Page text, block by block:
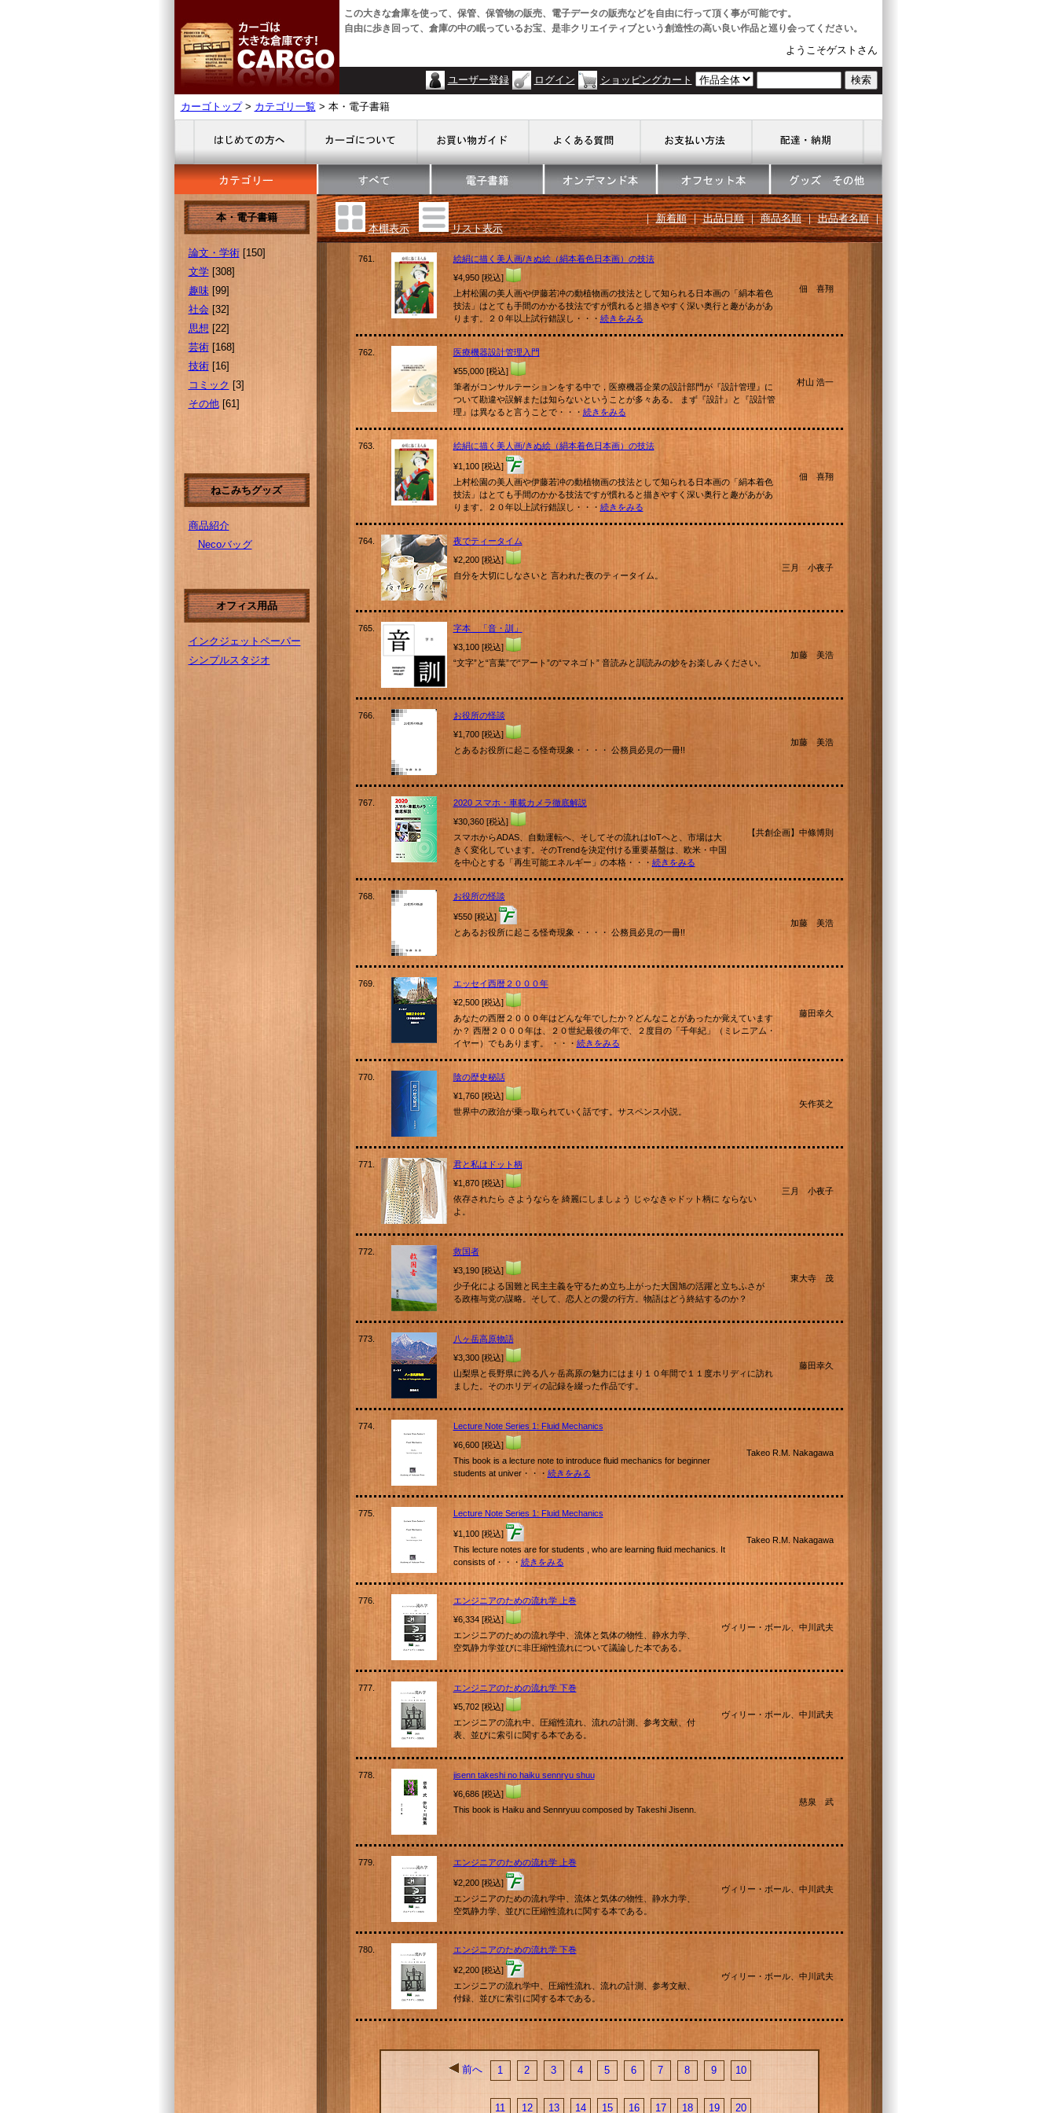
この大きな倉庫を使って、保管、保管物の販売、電子データの販売などを自由に行って頂く事が可能です。
自由に歩き回って、倉庫の中の眠っているお宝、是非クリエイティブという創造性の高い良い作品と巡り会ってください。
ようこそゲストさん
ユーザー登録 ログイン ショッピングカート
カーゴトップ> カテゴリ一覧 > 本・電子書籍
本・電子書籍
論文・学術[150]
文学[308]
趣味[99]
社会[32]
思想 [22]
芸術[168]
技術[16]
コミック [3]
その他[61]
ねこみちグッズ
商品紹介
Necoバッグ
オフィス用品
インクジェットペーパー
シンプルスタジオ
本棚表示 リスト表示
｜新着順｜出品日順｜商品名順｜出品者名順｜
761.
絵絹に描く美人画/きぬ絵（絹本着色日本画）の技法
¥4,950 [税込]
上村松園の美人画や伊藤若冲の動植物画の技法として知られる日本画の「絹本着色
技法」はとても手間のかかる技法ですが慣れると描きやすく深い奥行と趣があがあ
ります。２０年以上試行錯誤し・・・ 続きをみる
佃 喜翔
762.
医療機器設計管理入門
¥55,000 [税込]
筆者がコンサルテーションをする中で，医療機器企業の設計部門が『設計管理』に
ついて勘違や誤解または知らないということが多々ある。 まず『設計』と『設計管
理』は異なると言うことで・・・ 続きをみる
村山 浩一
763. 絵絹に描く美人画/きぬ絵（絹本着色日本画）の技法
¥1,100 [税込]
上村松園の美人画や伊藤若冲の動植物画の技法として知られる日本画の「絹本着色
技法」はとても手間のかかる技法ですが慣れると描きやすく深い奥行と趣があがあ
ります。２０年以上試行錯誤し・・・ 続きをみる
佃 喜翔
764.
夜でティータイム
¥2,200 [税込]
自分を大切にしなさいと 言われた夜のティータイム。
三月 小夜子
765.
字本 「音・訓」
¥3,100 [税込]
“文字”と“言葉”で“アート”の“マネゴト” 音読みと訓読みの妙をお楽しみください。
加藤 美浩
766.
お役所の怪談
¥1,700 [税込]
とあるお役所に起こる怪奇現象・・・・ 公務員必見の一冊!!
加藤 美浩
767.
2020 スマホ・車載カメラ徹底解説
¥30,360 [税込]
スマホからADAS、自動運転へ、そしてその流れはIoTへと、市場は大
きく変化しています。そのTrendを決定付ける重要基盤は、欧米・中国
を中心とする「再生可能エネルギー」の本格・・・ 続きをみる
【共創企画】中條博則
768. お役所の怪談
¥550 [税込]
とあるお役所に起こる怪奇現象・・・・ 公務員必見の一冊!!
加藤 美浩
769.
エッセイ西暦２０００年
¥2,500 [税込]
あなたの西暦２０００年はどんな年でしたか？どんなことがあったか覚えています
か？ 西暦２０００年は、２０世紀最後の年で、２度目の「千年紀」（ミレニアム・
イヤー）でもあります。 ・・・ 続きをみる
藤田幸久
770.
陰の歴史秘話
¥1,760 [税込]
世界中の政治が乗っ取られていく話です。サスペンス小説。
矢作英之
771.
君と私はドット柄
¥1,870 [税込]
依存されたら さようならを 綺麗にしましょう じゃなきゃドット柄に ならない
よ。
三月 小夜子
772.
救国者
¥3,190 [税込]
少子化による国難と民主主義を守るため立ち上がった大国旭の活躍と立ちふさが
る政権与党の謀略。そして、恋人との愛の行方。物語はどう終結するのか？
東大寺 茂
773.
八ヶ岳高原物語
¥3,300 [税込]
山梨県と長野県に跨る八ヶ岳高原の魅力にはまり１０年間で１１度ホリディに訪れ
ました。そのホリディの記録を綴った作品です。
藤田幸久
774.
Lecture Note Series 1: Fluid Mechanics
¥6,600 [税込]
This book is a lecture note to introduce fluid mechanics for beginner
students at univer・・・ 続きをみる
Takeo R.M. Nakagawa
775. Lecture Note Series 1: Fluid Mechanics
¥1,100 [税込]
This lecture notes are for students , who are learning fluid mechanics. It
consists of・・・ 続きをみる
Takeo R.M. Nakagawa
776.
エンジニアのための流れ学 上巻
¥6,334 [税込]
エンジニアのための流れ学中、流体と気体の物性、静水力学、
空気静力学並びに非圧縮性流れについて議論した本である。
ヴィリー・ボール、中川武夫
777.
エンジニアのための流れ学 下巻
¥5,702 [税込]
エンジニアの流れ中、圧縮性流れ、流れの計測、参考文献、付
表、並びに索引に関する本である。
ヴィリー・ボール、中川武夫
778.
jisenn takeshi no haiku sennryu shuu
¥6,686 [税込]
This book is Haiku and Sennryuu composed by Takeshi Jisenn.
慈泉 武
779. エンジニアのための流れ学 上巻
¥2,200 [税込]
エンジニアのための流れ学中、流体と気体の物性、静水力学、
空気静力学、並びに圧縮性流れに関する本である。
ヴィリー・ボール、中川武夫
780. エンジニアのための流れ学 下巻
¥2,200 [税込]
エンジニアの流れ学中、圧縮性流れ、流れの計測、参考文献、
付録、並びに索引に関する本である。
ヴィリー・ボール、中川武夫
前へ 1 2 3 4 5 6 7 8 9 10
11 12 13 14 15 16 17 18 19 20